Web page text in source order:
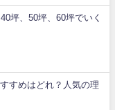
坪、50坪、60坪でいく
すめはどれ？人気の理